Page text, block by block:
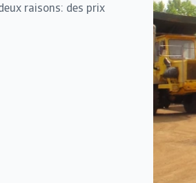
raisons: des prix